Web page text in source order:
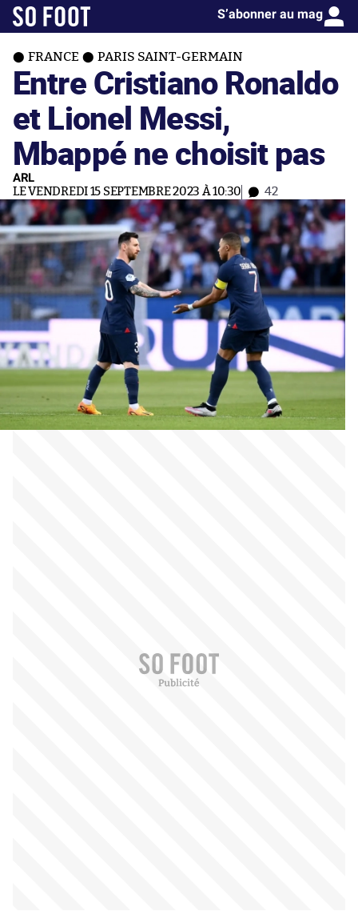
S’abonner au mag
FRANCE PARIS SAINT-GERMAIN
Entre Cristiano Ronaldo
et Lionel Messi,
Mbappé ne choisit pas
ARL
LE VENDREDI 15 SEPTEMBRE 2023 À 10:30 42